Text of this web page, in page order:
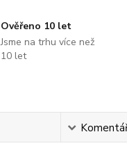
Ověřeno 10 let
Jsme na trhu více než
10 let